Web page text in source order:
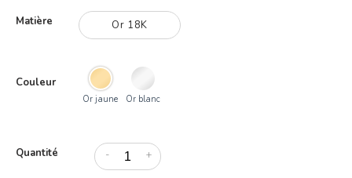
Matière Or 18K
Couleur
Or jaune Or blanc
Quantité - +